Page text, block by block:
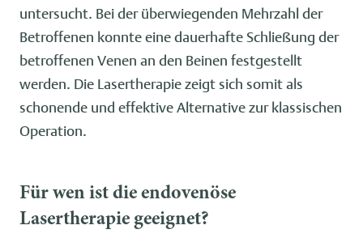
untersucht. Bei der überwiegenden Mehrzahl der
Betroffenen konnte eine dauerhafte Schließung der
betroffenen Venen an den Beinen festgestellt
werden. Die Lasertherapie zeigt sich somit als
schonende und effektive Alternative zur klassischen
Operation.
Für wen ist die endovenöse
Lasertherapie geeignet?